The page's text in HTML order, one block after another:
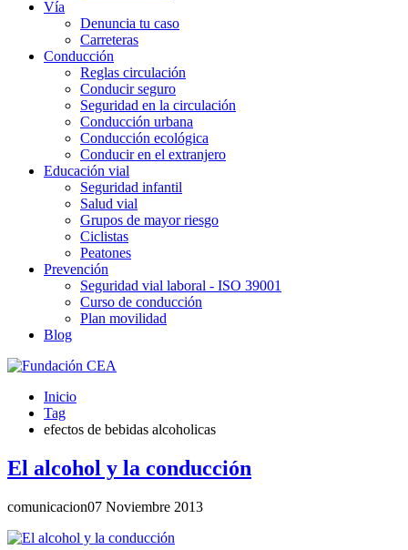
Vía
Denuncia tu caso
Carreteras
Conducción
Reglas circulación
Conducir seguro
Seguridad en la circulación
Conducción urbana
Conducción ecológica
Conducir en el extranjero
Educación vial
Seguridad infantil
Salud vial
Grupos de mayor riesgo
Ciclistas
Peatones
Prevención
Seguridad vial laboral - ISO 39001
Curso de conducción
Plan movilidad
Blog
Inicio
Tag
efectos de bebidas alcoholicas
El alcohol y la conducción
comunicacion07 Noviembre 2013